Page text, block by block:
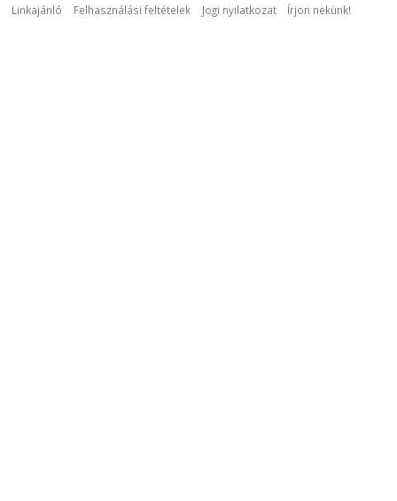
Linkajánló
Felhasználási feltételek Jogi nyilatkozat Írjon nekünk!